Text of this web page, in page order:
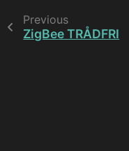
Previous
ZigBee TRÅDFRI